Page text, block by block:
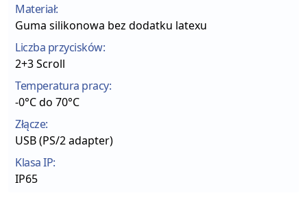
Materiał:
Guma silikonowa bez dodatku latexu
Liczba przycisków:
2+3 Scroll
Temperatura pracy:
-0°C do 70°C
Złącze:
USB (PS/2 adapter)
Klasa IP:
IP65